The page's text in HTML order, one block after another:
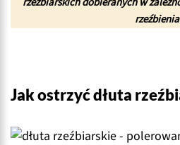
Jak ostrzyć dłuta